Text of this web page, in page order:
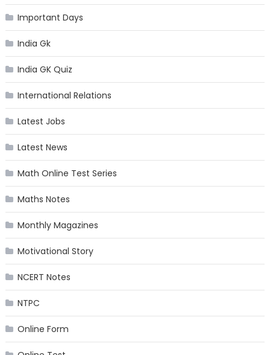
Important Days
India Gk
India GK Quiz
International Relations
Latest Jobs
Latest News
Math Online Test Series
Maths Notes
Monthly Magazines
Motivational Story
NCERT Notes
NTPC
Online Form